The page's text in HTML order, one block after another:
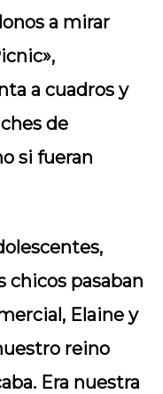
a mirar
a cuadros y
de
si fueran
chicos pasaban
Elaine y
reino
Era nuestra